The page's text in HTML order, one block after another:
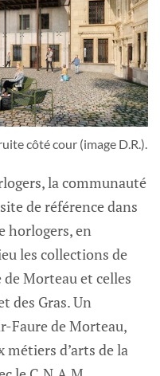
côté cour (image D.R.).
la communauté
de référence dans
horlogers, en
les collections de
de Morteau et celles
des Gras. Un
Faure de Morteau,
d’arts de la